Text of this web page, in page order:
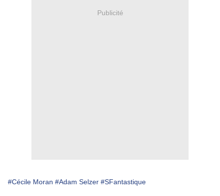
Publicité
#Cécile Moran #Adam Selzer #SFantastique